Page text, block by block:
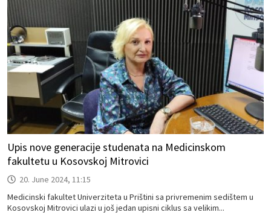
Upis nove generacije studenata na Medicinskom
fakultetu u Kosovskoj Mitrovici
20. June 2024, 11:15
Medicinski fakultet Univerziteta u Prištini sa privremenim sedištem u
Kosovskoj Mitrovici ulazi u još jedan upisni ciklus sa velikim...